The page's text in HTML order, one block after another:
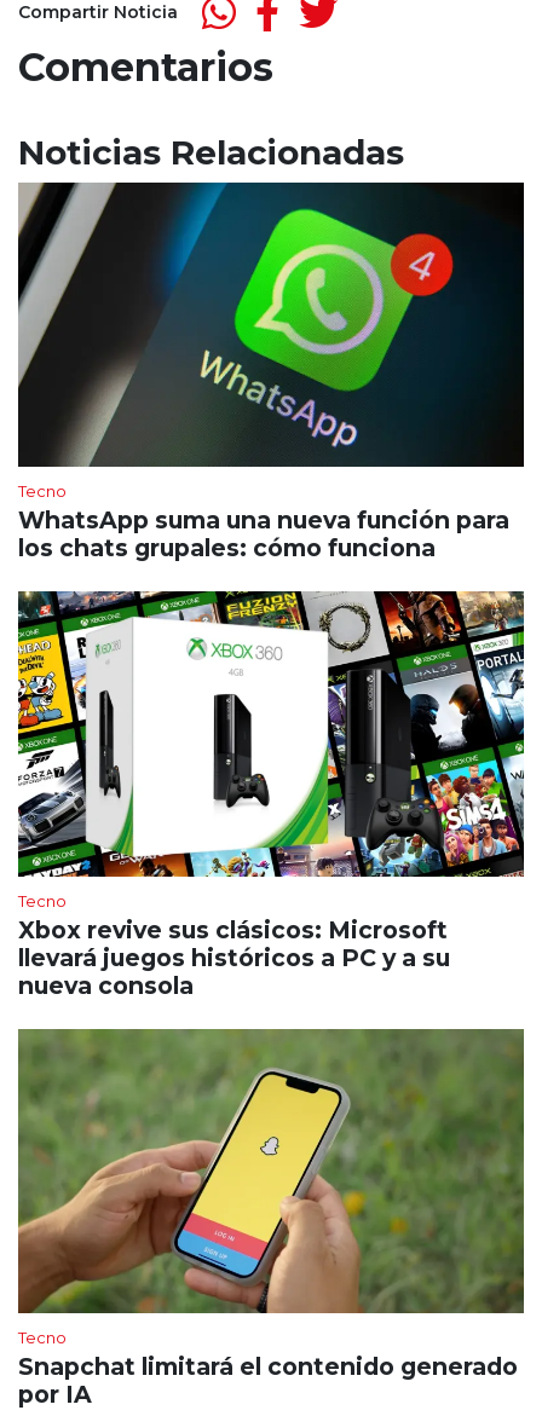
Compartir Noticia
Comentarios
Noticias Relacionadas
Tecno
WhatsApp suma una nueva función para
los chats grupales: cómo funciona
Tecno
Xbox revive sus clásicos: Microsoft
llevará juegos históricos a PC y a su
nueva consola
Tecno
Snapchat limitará el contenido generado
por IA